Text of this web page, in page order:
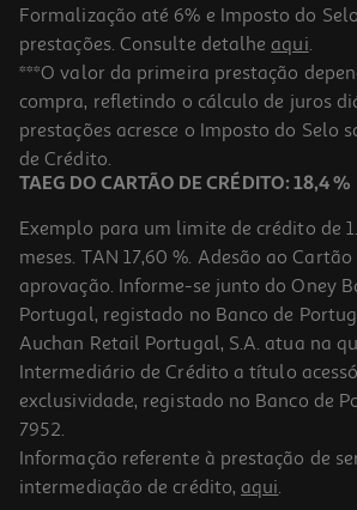
Livro Os Cruzados De Dan Jones
25.97 €/un
28,85 € PVP de editor
25,97 €
-10%
Livro Aliados Em Guerra
Formalização até 6% e Imposto do
prestações. Consulte detalhe aqui.
***O valor da primeira prestação
compra, refletindo o cálculo de juros
prestações acresce o Imposto do Selo
de Crédito.
TAEG DO CARTÃO DE CRÉDITO: 18,4 %
Exemplo para um limite de crédito de
meses. TAN 17,60 %. Adesão ao
aprovação. Informe-se junto do Oney
Portugal, registado no Banco de
Auchan Retail Portugal, S.A. atua na
Intermediário de Crédito a título
exclusividade, registado no Banco de
7952.
Informação referente à prestação de
intermediação de crédito, aqui.